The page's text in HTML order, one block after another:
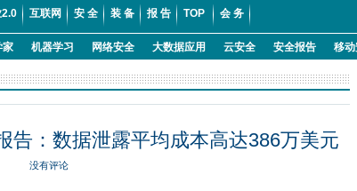
互联网 安 全 装 备 报 告 TOP 会 务
家 机器学习 网络安全 大数据应用 云安全 安全报告 移
告：数据泄露平均成本高达386万美元
没有评论